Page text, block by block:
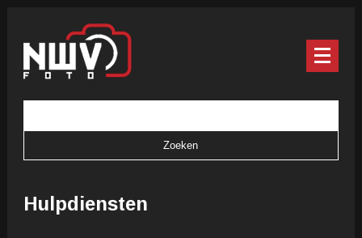
Hulpdiensten